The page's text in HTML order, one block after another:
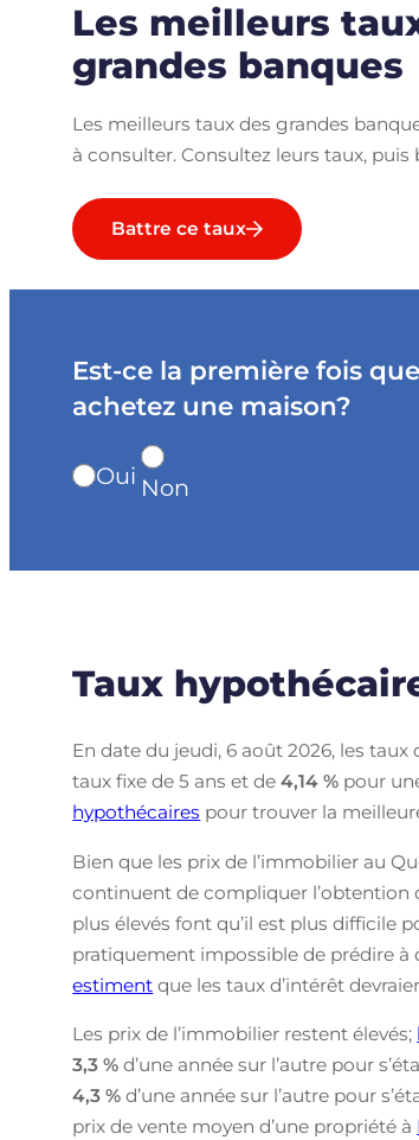
Les meilleurs
grandes banques
Les meilleurs taux des grandes
à consulter. Consultez leurs taux, puis
Battre ce taux
Est-ce la première fois
achetez une maison?
Oui Non
Taux
En date du jeudi, 6 août 2026, les
taux fixe de 5 ans et de4,14 % pour
hypothécaires pour trouver la
Bien que les prix de l’immobilier au
continuent de compliquer l’obtention
plus élevés font qu’il est plus difficile
pratiquement impossible de prédire à
estiment que les taux d’intérêt
Les prix de l’immobilier restent élevés;
3,3 % d’une année sur l’autre pour
4,3 % d’une année sur l’autre pour
prix de vente moyen d’une propriété à